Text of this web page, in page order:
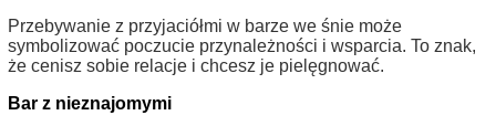
Przebywanie z przyjaciółmi w barze we śnie może
symbolizować poczucie przynależności i wsparcia. To znak,
że cenisz sobie relacje i chcesz je pielęgnować.
Bar z nieznajomymi